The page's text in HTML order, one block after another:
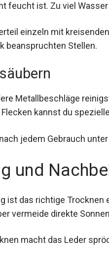
feucht ist. Zu viel
einzeln mit
beanspruchten Stellen.
Metallbeschläge
Flecken kannst du
jedem Gebrauch
und
ist das richtige
vermeide direkte
macht das Leder